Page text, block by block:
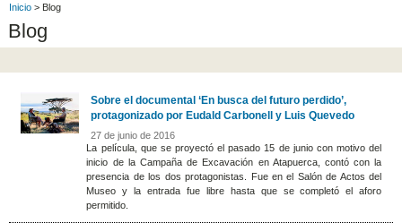
Inicio > Blog
Blog
Sobre el documental ‘En busca del futuro perdido’,
protagonizado por Eudald Carbonell y Luis Quevedo
27 de junio de 2016
La película, que se proyectó el pasado 15 de junio con motivo del
inicio de la Campaña de Excavación en Atapuerca, contó con la
presencia de los dos protagonistas. Fue en el Salón de Actos del
Museo y la entrada fue libre hasta que se completó el aforo
permitido.